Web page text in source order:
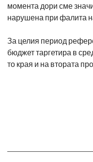
момента дори сме
нарушена при фалита
За целия период
бюджет таргетира в
то края и на втората